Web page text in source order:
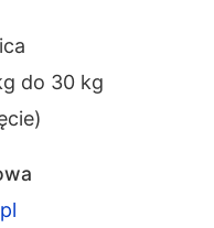
do 30 kg